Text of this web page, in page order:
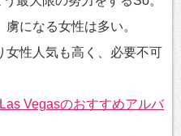
になる女性は多い。
女性人気も高く、必要不可
Vegasのおすすめアルバ